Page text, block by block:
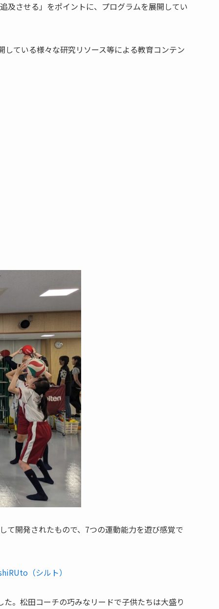
及させる」をポイントに、プログラムを展開してい
ている様々な研究リソース等による教育コンテン
て開発されたもので、7つの運動能力を遊び感覚で
（シルト）
。松田コーチの巧みなリードで子供たちは大盛り